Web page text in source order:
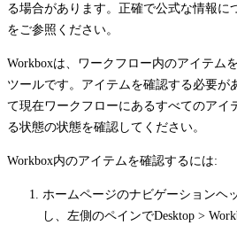
る場合があります。正確で公式な情報に
をご参照ください。
Workboxは、ワークフロー内のアイテム
ツールです。アイテムを確認する必要が
て現在ワークフローにあるすべてのアイ
る状態の状態を確認してください。
Workbox内のアイテムを確認するには:
ホームページのナビゲーションヘ
し、左側のペインでDesktop >